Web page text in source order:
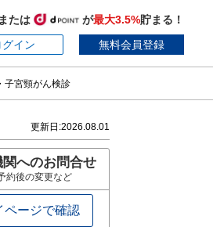
または が最大3.5%貯まる！
グイン
無料会員登録
子宮頸がん検診
更新日:2026.08.01
関へのお問合せ
約後の変更など
ページで確認